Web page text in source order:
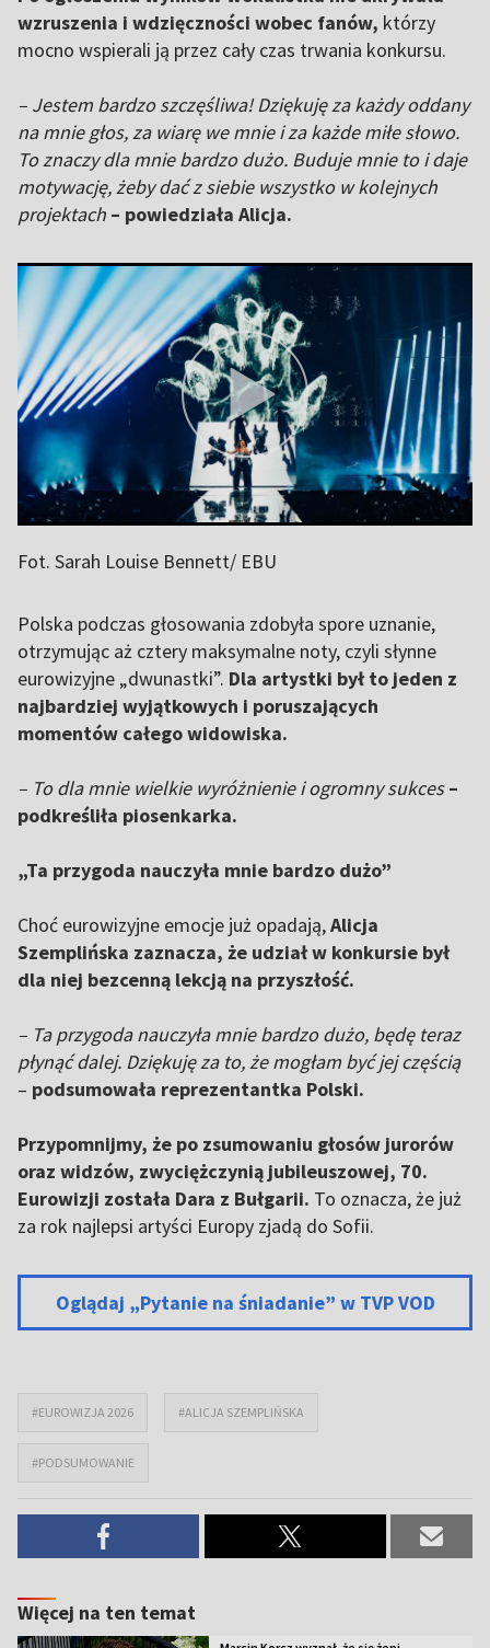
wzruszenia i wdzięczności wobec fanów, którzy
mocno wspierali ją przez cały czas trwania konkursu.
– Jestem bardzo szczęśliwa! Dziękuję za każdy oddany
na mnie głos, za wiarę we mnie i za każde miłe słowo.
To znaczy dla mnie bardzo dużo. Buduje mnie to i daje
motywację, żeby dać z siebie wszystko w kolejnych
projektach – powiedziała Alicja.
Fot. Sarah Louise Bennett/ EBU
Polska podczas głosowania zdobyła spore uznanie,
otrzymując aż cztery maksymalne noty, czyli słynne
eurowizyjne „dwunastki”. Dla artystki był to jeden z
najbardziej wyjątkowych i poruszających
momentów całego widowiska.
– To dla mnie wielkie wyróżnienie i ogromny sukces –
podkreśliła piosenkarka.
„Ta przygoda nauczyła mnie bardzo dużo”
Choć eurowizyjne emocje już opadają,Alicja
Szemplińska zaznacza, że udział w konkursie był
dla niej bezcenną lekcją na przyszłość.
– Ta przygoda nauczyła mnie bardzo dużo, będę teraz
płynąć dalej. Dziękuję za to, że mogłam być jej częścią
– podsumowała reprezentantka Polski.
Przypomnijmy, że po zsumowaniu głosów jurorów
oraz widzów, zwyciężczynią jubileuszowej, 70.
Eurowizji została Dara z Bułgarii. To oznacza, że już
za rok najlepsi artyści Europy zjadą do Sofii.
Oglądaj „Pytanie na śniadanie” w TVP VOD
#EUROWIZJA 2026 #ALICJA SZEMPLIŃSKA
#PODSUMOWANIE
Więcej na ten temat